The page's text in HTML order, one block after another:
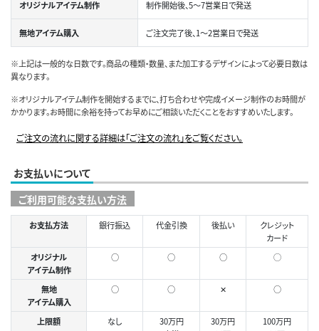
オリジナルアイテム制作 制作開始後、5～7営業日で発送
無地アイテム購入 ご注文完了後、1～2営業日で発送
※上記は一般的な日数です。商品の種類・数量、また加工するデザインによって必要日数は
異なります。
※オリジナルアイテム制作を開始するまでに、打ち合わせや完成イメージ制作のお時間が
かかります。お時間に余裕を持ってお早めにご相談いただくことをおすすめいたします。
ご注文の流れに関する詳細は「ご注文の流れ」をご覧ください。
お支払いについて
ご利用可能な支払い方法
お支払方法 銀行振込 代金引換 後払い
クレジット
カード
オリジナル
アイテム制作
○ ○ ○ ◯
無地
アイテム購入
○ ○ ✕ ○
上限額 なし
30万円
30万円
100万円